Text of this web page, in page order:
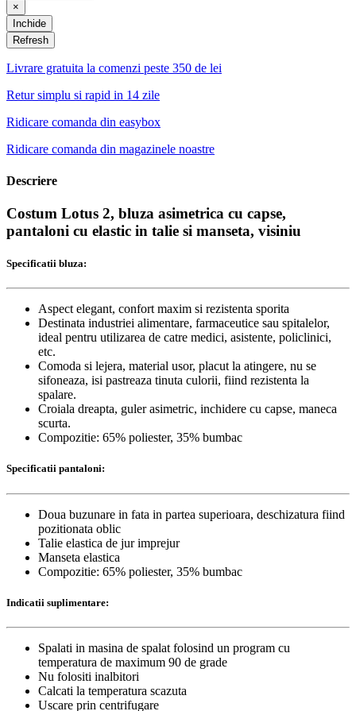
×
Inchide
Livrare gratuita la comenzi peste 350 de lei
Retur simplu si rapid in 14 zile
Ridicare comanda din easybox
Ridicare comanda din magazinele noastre
Descriere
Costum Lotus 2, bluza asimetrica cu capse,
pantaloni cu elastic in talie si manseta, visiniu
Specificatii bluza:
Aspect elegant, confort maxim si rezistenta sporita
Destinata industriei alimentare, farmaceutice sau spitalelor,
ideal pentru utilizarea de catre medici, asistente, policlinici,
etc.
Comoda si lejera, material usor, placut la atingere, nu se
sifoneaza, isi pastreaza tinuta culorii, fiind rezistenta la
spalare.
Croiala dreapta, guler asimetric, inchidere cu capse, maneca
scurta.
Compozitie: 65% poliester, 35% bumbac
Specificatii pantaloni:
Doua buzunare in fata in partea superioara, deschizatura fiind
pozitionata oblic
Talie elastica de jur imprejur
Manseta elastica
Compozitie: 65% poliester, 35% bumbac
Indicatii suplimentare:
Spalati in masina de spalat folosind un program cu
temperatura de maximum 90 de grade
Nu folositi inalbitori
Calcati la temperatura scazuta
Uscare prin centrifugare